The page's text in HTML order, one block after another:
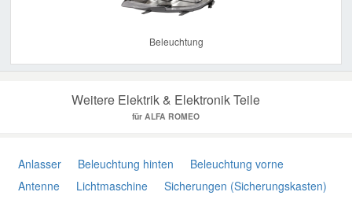
Beleuchtung
Weitere Elektrik & Elektronik Teile
für ALFA ROMEO
Anlasser Beleuchtung hinten
Beleuchtung vorne
Antenne
Lichtmaschine
Sicherungen (Sicherungskasten)